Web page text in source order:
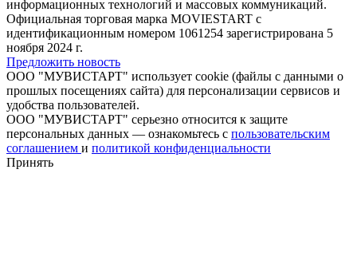
информационных технологий и массовых коммуникаций.
Официальная торговая марка MOVIESTART с
идентификационным номером 1061254 зарегистрирована 5
ноября 2024 г.
Предложить новость
ООО "МУВИСТАРТ" использует cookie (файлы с данными о
прошлых посещениях сайта) для персонализации сервисов и
удобства пользователей.
ООО "МУВИСТАРТ" серьезно относится к защите
персональных данных — ознакомьтесь с пользовательским
соглашением и политикой конфиденциальности
Принять